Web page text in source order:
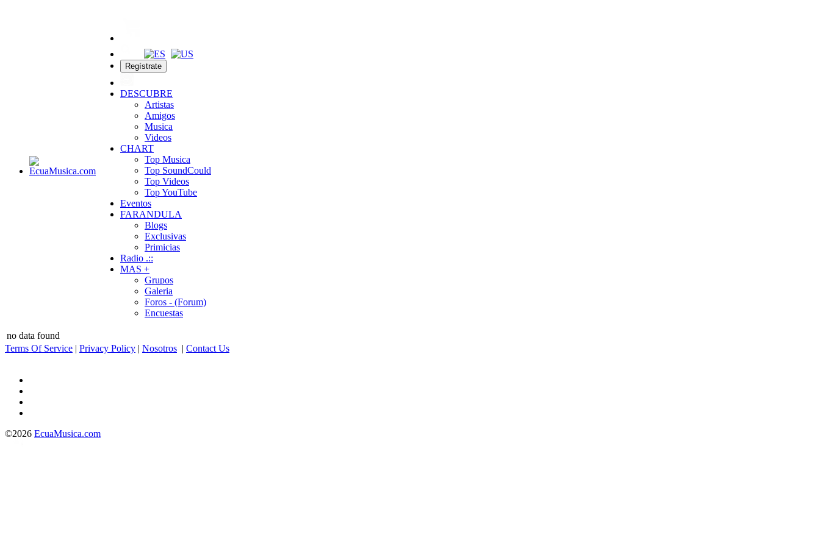
Regístrate
DESCUBRE
Artistas
Amigos
Musica
Videos
CHART
Top Musica
Top SoundCould
Top Videos
Top YouTube
Eventos
FARANDULA
Blogs
Exclusivas
Primicias
Radio .::
MAS +
Grupos
Galeria
Foros - (Forum)
Encuestas
no data found
Terms Of Service | Privacy Policy | Nosotros | Contact Us
©2026 EcuaMusica.com